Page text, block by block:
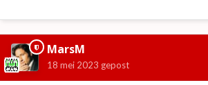
MarsM
18 mei 2023 gepost